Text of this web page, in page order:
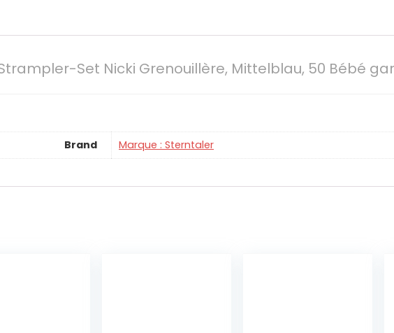
Set Nicki Grenouillère, Mittelblau, 50 Bébé
Brand Marque : Sterntaler